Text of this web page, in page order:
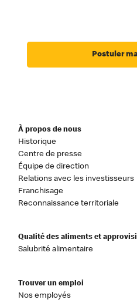
Postuler
À propos de nous
Historique
Centre de presse
Équipe de direction
Relations avec les investisseurs
Franchisage
Reconnaissance territoriale
Qualité des aliments et
Salubrité alimentaire
Trouver un emploi
Nos employés